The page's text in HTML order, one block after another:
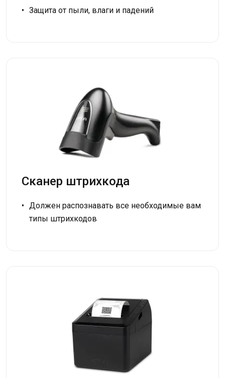
Защита от пыли, влаги и падений
Сканер штрихкода
Должен распознавать все необходимые вам
типы штрихкодов